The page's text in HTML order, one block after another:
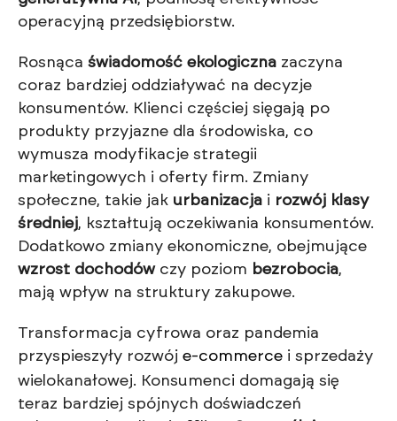
operacyjną przedsiębiorstw.
Rosnąca świadomość ekologiczna zaczyna
coraz bardziej oddziaływać na decyzje
konsumentów. Klienci częściej sięgają po
produkty przyjazne dla środowiska, co
wymusza modyfikacje strategii
marketingowych i oferty firm. Zmiany
społeczne, takie jak urbanizacja i rozwój klasy
średniej, kształtują oczekiwania konsumentów.
Dodatkowo zmiany ekonomiczne, obejmujące
wzrost dochodówczy poziom bezrobocia,
mają wpływ na struktury zakupowe.
Transformacja cyfrowa oraz pandemia
przyspieszyły rozwój e-commerce i sprzedaży
wielokanałowej. Konsumenci domagają się
teraz bardziej spójnych doświadczeń